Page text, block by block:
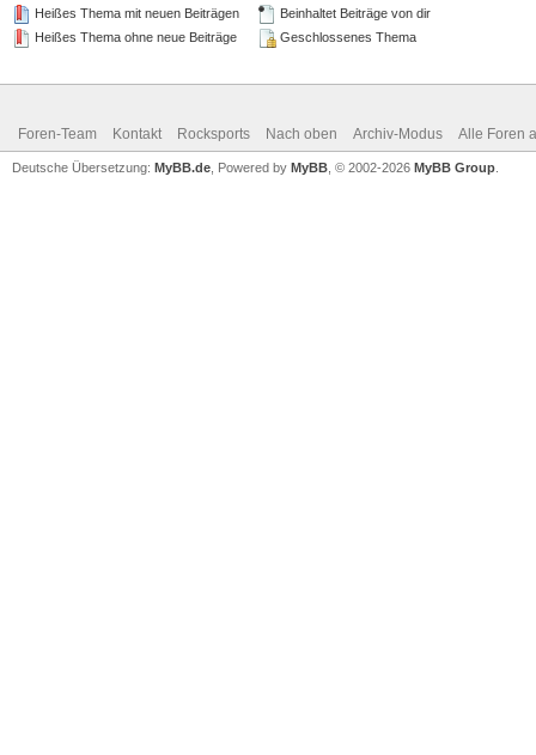
Heißes Thema mit neuen Beiträgen
Heißes Thema ohne neue Beiträge
Beinhaltet Beiträge von dir
Geschlossenes Thema
Foren-Team Kontakt Rocksports Nach oben Archiv-Modus Alle Foren
Deutsche Übersetzung: MyBB.de , Powered by MyBB , © 2002-2026 MyBB Group